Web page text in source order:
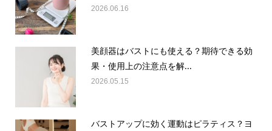
2026.06.16
美顔器はバストにも使える？期待できる効
果・使用上の注意点を解...
2026.05.15
バストアップに効く運動はピラティス？ヨ